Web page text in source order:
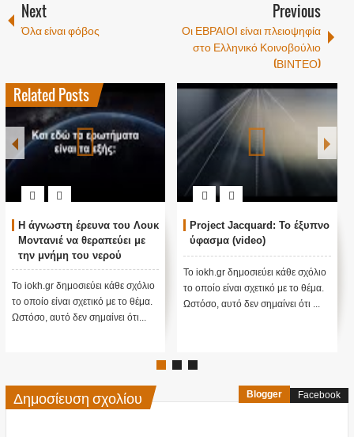
Next
Όλα είναι φόβος
Previous
Οι ΕΒΡΑΙΟΙ είναι πλειοψηφία
στο Ελληνικό Κοινοβούλιο
(ΒΙΝΤΕΟ)
Related Posts
Η άγνωστη έρευνα του Λουκ
Μοντανιέ να θεραπεύει με
την μνήμη του νερού
Το iokh.gr δημοσιεύει κάθε σχόλιο
το οποίο είναι σχετικό με το θέμα.
Ωστόσο, αυτό δεν σημαίνει ότι...
Project Jacquard: Το έξυπνο
ύφασμα (video)
Το iokh.gr δημοσιεύει κάθε σχόλιο
το οποίο είναι σχετικό με το θέμα.
Ωστόσο, αυτό δεν σημαίνει ότι ...
Δημοσίευση σχολίου Blogger Facebook